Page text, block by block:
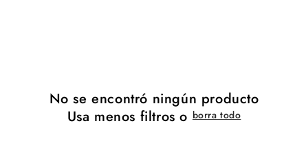
No se encontró ningún producto
Usa menos filtros o borra todo